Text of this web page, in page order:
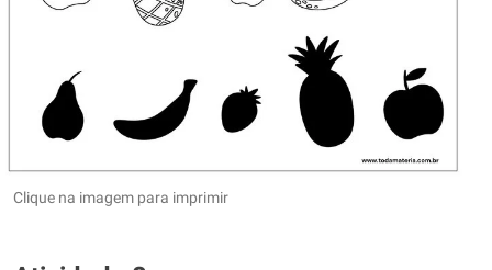
Clique na imagem para imprimir